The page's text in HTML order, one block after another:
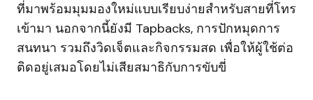
ที่มาพร้อมมุมมองใหม่แบบเรียบง่ายสำหรับสายที่โทร
เข้ามา นอกจากนี้ยังมี Tapbacks, การปักหมุดการ
สนทนา รวมถึงวิดเจ็ตและกิจกรรมสด เพื่อให้ผู้ใช้ต่อ
ติดอยู่เสมอโดยไม่เสียสมาธิกับการขับขี่